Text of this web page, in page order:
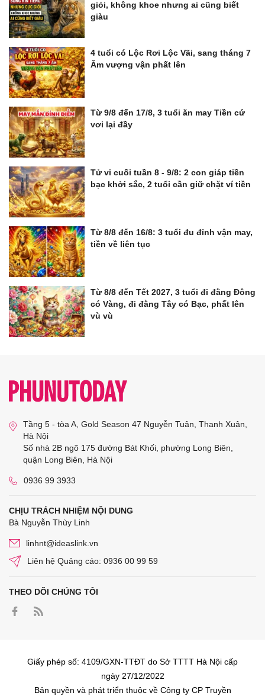
giỏi, không khoe nhưng ai cũng biết
giàu
4 tuổi có Lộc Rơi Lộc Vãi, sang tháng 7
Âm vượng vận phất lên
Từ 9/8 đến 17/8, 3 tuổi ăn may Tiền cứ
vơi lại đầy
Tử vi cuối tuần 8 - 9/8: 2 con giáp tiền
bạc khởi sắc, 2 tuổi cần giữ chặt ví tiền
Từ 8/8 đến 16/8: 3 tuổi đu đỉnh vận may,
tiền về liên tục
Từ 8/8 đến Tết 2027, 3 tuổi đi đằng Đông
có Vàng, đi đằng Tây có Bạc, phất lên
vù vù
Tầng 5 - tòa A, Gold Season 47 Nguyễn Tuân, Thanh Xuân,
Hà Nội
Số nhà 2B ngõ 175 đường Bát Khối, phường Long Biên,
quận Long Biên, Hà Nội
0936 99 3933
CHỊU TRÁCH NHIỆM NỘI DUNG
Bà Nguyễn Thùy Linh
linhnt@ideaslink.vn
Liên hệ Quảng cáo: 0936 00 99 59
THEO DÕI CHÚNG TÔI
Giấy phép số: 4109/GXN-TTĐT do Sở TTTT Hà Nội cấp
ngày 27/12/2022
Bản quyền và phát triển thuộc về Công ty CP Truyền